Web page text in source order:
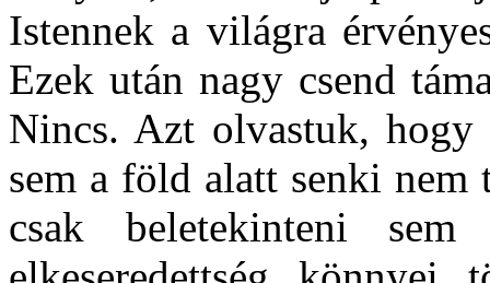
Istennek a világra
Ezek után nagy csend
Nincs. Azt olvastuk, hogy
sem a föld alatt senki
csak beletekinteni